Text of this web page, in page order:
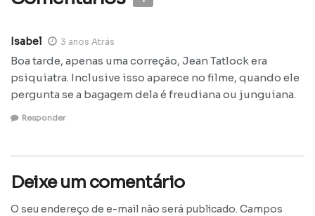
Isabel 3 anos Atrás
Boa tarde, apenas uma correção, Jean Tatlock era
psiquiatra. Inclusive isso aparece no filme, quando ele
pergunta se a bagagem dela é freudiana ou junguiana.
Responder
Deixe um comentário
O seu endereço de e-mail não será publicado. Campos